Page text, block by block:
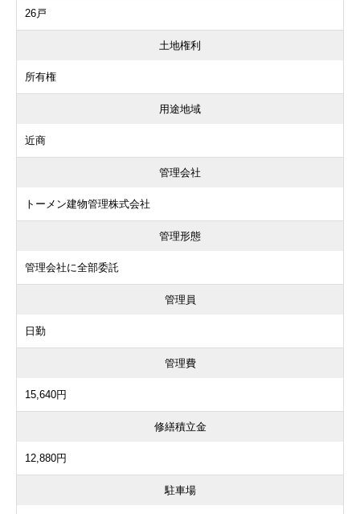
26戸
土地権利
所有権
用途地域
近商
管理会社
トーメン建物管理株式会社
管理形態
管理会社に全部委託
管理員
日勤
管理費
15,640円
修繕積立金
12,880円
駐車場